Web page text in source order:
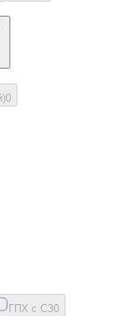
0
ГПХ с СЗ0